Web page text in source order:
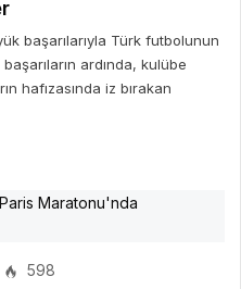
başarılarıyla Türk futbolunun
ardında, kulübe
hafızasında iz bırakan
598